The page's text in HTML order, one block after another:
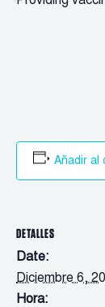
Añadir al
DETALLES
Date:
Diciembre 6,
Hora: